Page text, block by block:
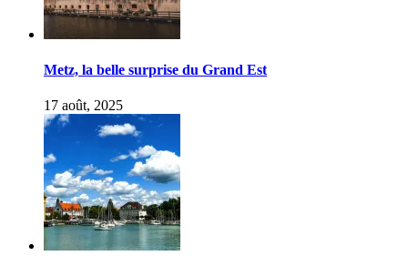
Metz, la belle surprise du Grand Est
17 août, 2025